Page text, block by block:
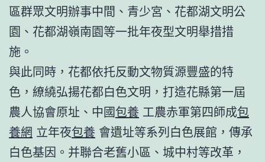
區群眾文明辦事中間、青少宮、花都湖文明公
園、花都湖嶺南園等一批年夜型文明舉措措
施。
與此同時，花都依托反動文物質源豐盛的特
色，繚繞弘揚花都白色文明，打造花縣第一屆
農人協會原址、中國包養 工農赤軍第四師成包
養網 立年夜包養 會遺址等系列白色展館，傳承
白色基因。并聯合老舊小區、城中村等改革，